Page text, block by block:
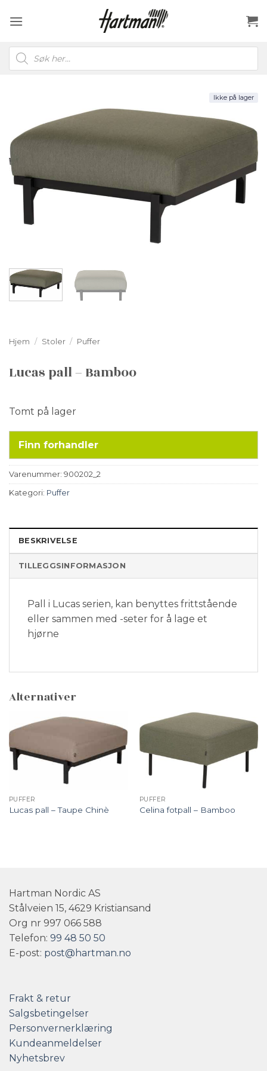
Products
search
Ikke på lager
Hjem / Stoler / Puffer
Lucas pall – Bamboo
Tomt på lager
Finn forhandler
Varenummer: 900202_2
Kategori: Puffer
BESKRIVELSE
TILLEGGSINFORMASJON
Pall i Lucas serien, kan benyttes frittstående
eller sammen med -seter for å lage et
hjørne
Alternativer
PUFFER
Lucas pall – Taupe Chinè
PUFFER
Celina fotpall – Bamboo
Hartman Nordic AS
Stålveien 15, 4629 Kristiansand
Org nr 997 066 588
Telefon: 99 48 50 50
E-post: post@hartman.no
Frakt & retur
Salgsbetingelser
Personvernerklæring
Kundeanmeldelser
Nyhetsbrev